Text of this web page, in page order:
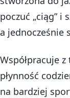
poczuć „ciąg” i
a jednocześnie
Współpracuje z
płynność
na bardziej